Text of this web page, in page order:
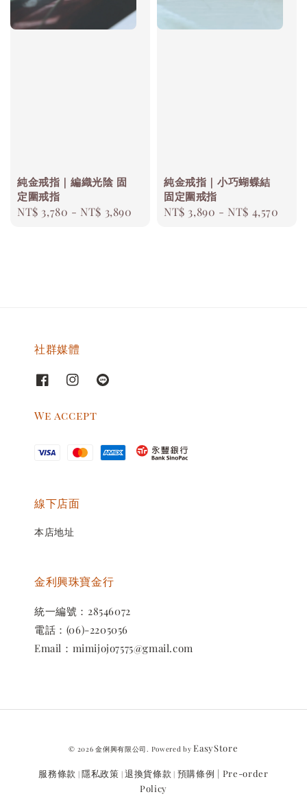
純金戒指｜編織光陰 固
定圍戒指
Regular
NT$ 3,780 - NT$ 3,890
純金戒指｜小巧蝴蝶結
固定圍戒指
Regular
NT$ 3,890 - NT$ 4,570
社群媒體
We accept
線下店面
本店地址
金利興珠寶金行
統一編號：28546072
電話：(06)-2205056
Email：mimijojo7575@gmail.com
© 2026 金俐興有限公司. Powered byEasyStore
服務條款 | 隱私政策 |退換貨條款 | 預購條例 | Pre-order
Policy